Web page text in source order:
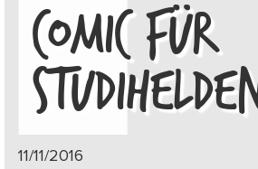
COMIC FÜR
11/11/2016